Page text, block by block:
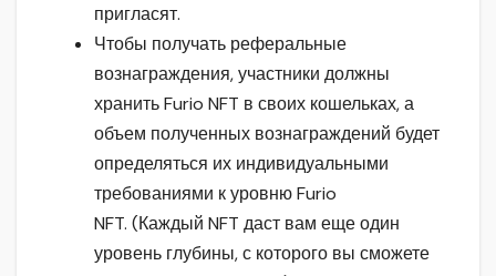
пригласят.
Чтобы получать реферальные
вознаграждения, участники должны
хранить Furio NFT в своих кошельках, а
объем полученных вознаграждений будет
определяться их индивидуальными
требованиями к уровню Furio
NFT. (Каждый NFT даст вам еще один
уровень глубины, с которого вы сможете